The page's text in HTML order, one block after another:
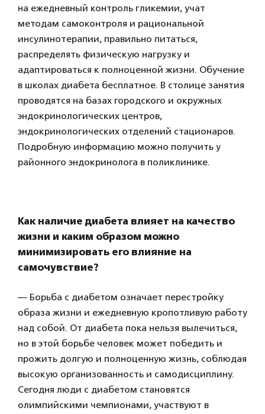
на ежедневный контроль гликемии, учат
методам самоконтроля и рациональной
инсулинотерапии, правильно питаться,
распределять физическую нагрузку и
адаптироваться к полноценной жизни. Обучение
в школах диабета бесплатное. В столице занятия
проводятся на базах городского и окружных
эндокринологических центров,
эндокринологических отделений стационаров.
Подробную информацию можно получить у
районного эндокринолога в поликлинике.
Как наличие диабета влияет на качество
жизни и каким образом можно
минимизировать его влияние на
самочувствие?
— Борьба с диабетом означает перестройку
образа жизни и ежедневную кропотливую работу
над собой. От диабета пока нельзя вылечиться,
но в этой борьбе человек может победить и
прожить долгую и полноценную жизнь, соблюдая
высокую организованность и самодисциплину.
Сегодня люди с диабетом становятся
олимпийскими чемпионами, участвуют в